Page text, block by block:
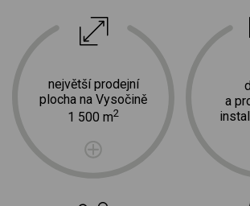
největší prodejní
plocha na Vysočině
1 500 m2
a